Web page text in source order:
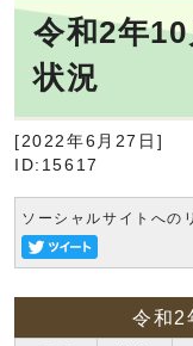
令和2年
状況
[2022年6月27日]
ID:15617
ソーシャルサイトへの
令和